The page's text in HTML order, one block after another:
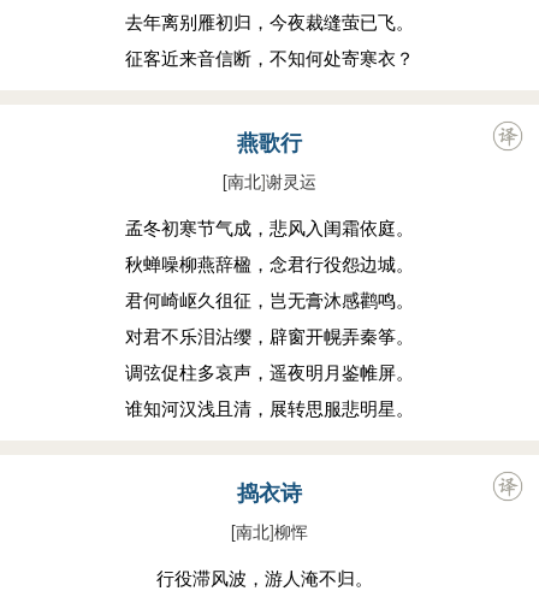
去年离别雁初归，今夜裁缝萤已飞。
征客近来音信断，不知何处寄寒衣？
燕歌行
[南北]谢灵运
孟冬初寒节气成，悲风入闺霜依庭。
秋蝉噪柳燕辞楹，念君行役怨边城。
君何崎岖久徂征，岂无膏沐感鹳鸣。
对君不乐泪沾缨，辟窗开幌弄秦筝。
调弦促柱多哀声，遥夜明月鉴帷屏。
谁知河汉浅且清，展转思服悲明星。
捣衣诗
[南北]柳恽
行役滞风波，游人淹不归。